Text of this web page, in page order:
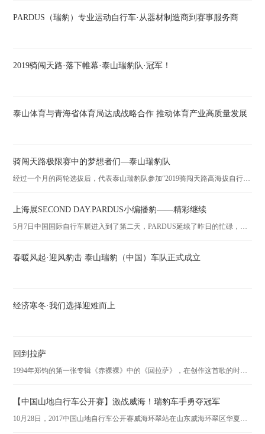
PARDUS（瑞豹）专业运动自行车·从器材制造商到赛事服务商
2019骑闯天路·落下帷幕·泰山瑞豹队·冠军！
泰山体育与青海省体育局达成战略合作 推动体育产业高质量发展
骑闯天路极限赛中的梦想者们—泰山瑞豹队
经过一个月的两轮选拔后，代表泰山瑞豹队参加“2019骑闯天路高海拔自行车极限赛”的最终队员诞生。他们是梁世重、杨睿、李银航。
上海展SECOND DAY.PARDUS小编播豹——精彩继续
5月7日中国国际自行车展进入到了第二天，PARDUS延续了昨日的忙碌，络绎不绝的客户以及媒体纷至沓来，展位上好不热闹的一番景象
春暖风起·迎风豹击 泰山瑞豹（中国）车队正式成立
经济寒冬·我们选择迎难而上
回到拉萨
1994年郑钧的第一张专辑《赤裸裸》中的《回拉萨》，在创作这首歌的时候，他并没有去过拉萨。著名音乐人评论说“郑钧歌中的‘拉萨’是他的‘诗和远方’。”，是的，每一个人心中都有一个“圣城拉萨”。它或许不是某个地方，而是一种感觉。
【中国山地自行车公开赛】激战威海！瑞豹车手勇夺冠军
10月28日，2017中国山地自行车公开赛威海环翠站在山东威海环翠区华夏城景区鸣枪开赛。在焦点之战——男女专业组比赛中，山东瑞豹车队郑振勇稳定发挥，获得男子专业组季军；李洪凤力压山西队程娜和云南队程吉丹，以领先优势摘得女子专业组冠军。